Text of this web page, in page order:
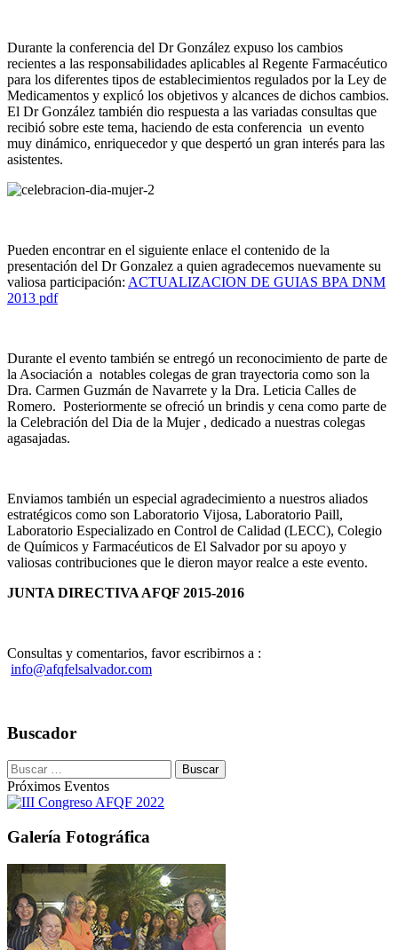
Durante la conferencia del Dr González expuso los cambios
recientes a las responsabilidades aplicables al Regente Farmacéutico
para los diferentes tipos de establecimientos regulados por la Ley de
Medicamentos y explicó los objetivos y alcances de dichos cambios.
El Dr González también dio respuesta a las variadas consultas que
recibió sobre este tema, haciendo de esta conferencia un evento
muy dinámico, enriquecedor y que despertó un gran interés para las
asistentes.
Pueden encontrar en el siguiente enlace el contenido de la
presentación del Dr Gonzalez a quien agradecemos nuevamente su
valiosa participación: ACTUALIZACION DE GUIAS BPA DNM
2013 pdf
Durante el evento también se entregó un reconocimiento de parte de
la Asociación a notables colegas de gran trayectoria como son la
Dra. Carmen Guzmán de Navarrete y la Dra. Leticia Calles de
Romero. Posteriormente se ofreció un brindis y cena como parte de
la Celebración del Dia de la Mujer , dedicado a nuestras colegas
agasajadas.
Enviamos también un especial agradecimiento a nuestros aliados
estratégicos como son Laboratorio Vijosa, Laboratorio Paill,
Laboratorio Especializado en Control de Calidad (LECC), Colegio
de Químicos y Farmacéuticos de El Salvador por su apoyo y
valiosas contribuciones que le dieron mayor realce a este evento.
JUNTA DIRECTIVA AFQF 2015-2016
Consultas y comentarios, favor escribirnos a :
info@afqfelsalvador.com
Buscador
Buscar:
Próximos Eventos
Galería Fotográfica